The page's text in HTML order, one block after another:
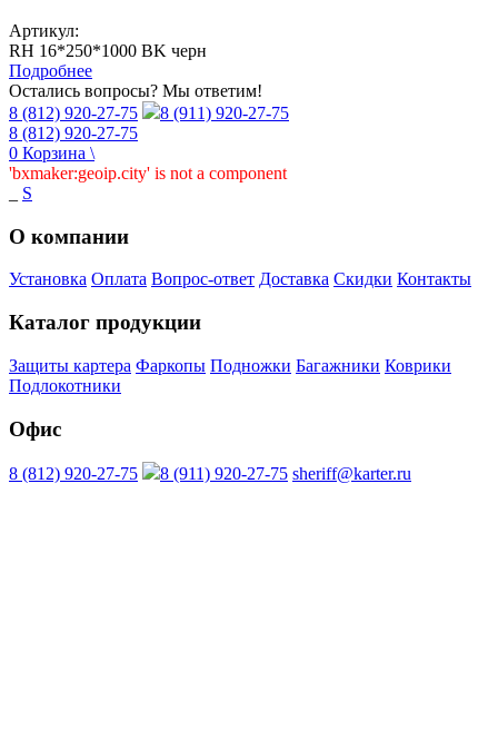
Артикул:
RH 16*250*1000 BK черн
Подробнее
Остались вопросы? Мы ответим!
8 (812) 920-27-75
8 (911) 920-27-75
8 (812) 920-27-75
0 Корзина \
'bxmaker:geoip.city' is not a component
S
О компании
Установка Оплата Вопрос-ответ Доставка Скидки Контакты
Каталог продукции
Защиты картера Фаркопы Подножки Багажники Коврики
Подлокотники
Офис
8 (812) 920-27-75 8 (911) 920-27-75 sheriff@karter.ru